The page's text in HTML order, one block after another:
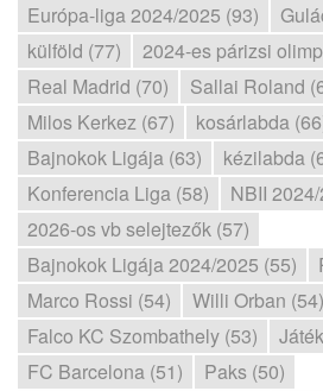
Európa-liga 2024/2025 (93)
külföld (77)
2024-es párizsi
Real Madrid (70)
Sallai Roland
Milos Kerkez (67)
kosárlabda
Bajnokok Ligája (63)
kézilabda
Konferencia Liga (58)
NBII
2026-os vb selejtezők (57)
Bajnokok Ligája 2024/2025 (55)
Marco Rossi (54)
Willi Orban (54)
Falco KC Szombathely (53)
FC Barcelona (51)
Paks (50)